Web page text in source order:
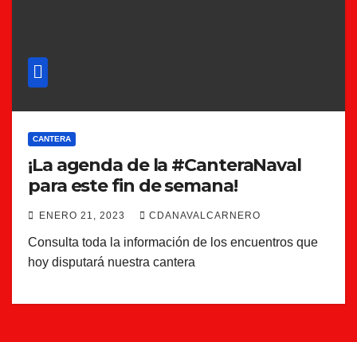
CANTERA
¡La agenda de la #CanteraNaval
para este fin de semana!
ENERO 21, 2023 CDANAVALCARNERO
Consulta toda la información de los encuentros que
hoy disputará nuestra cantera